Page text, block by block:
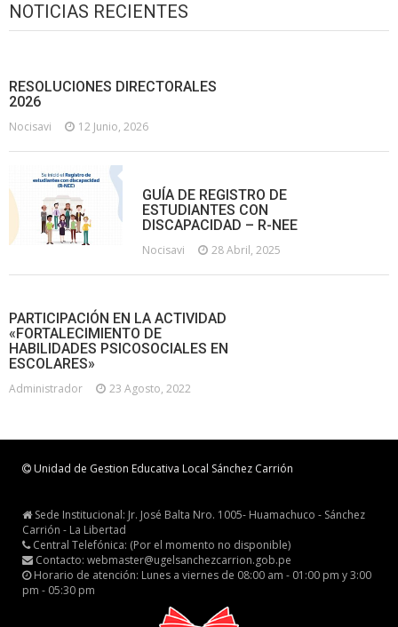
NOTICIAS RECIENTES
RESOLUCIONES DIRECTORALES
2026
Nocisavi 12 Junio, 2026
GUÍA DE REGISTRO DE
ESTUDIANTES CON
DISCAPACIDAD – R-NEE
Nocisavi 28 Abril, 2025
PARTICIPACIÓN EN LA ACTIVIDAD
«FORTALECIMIENTO DE
HABILIDADES PSICOSOCIALES EN
ESCOLARES»
Administrador 23 Agosto, 2022
Unidad de Gestion Educativa Local Sánchez Carrión
Sede Institucional: Jr. José Balta Nro. 1005- Huamachuco - Sánchez
Carrión - La Libertad
Central Telefónica: (Por el momento no disponible)
Contacto: webmaster@ugelsanchezcarrion.gob.pe
Horario de atención: Lunes a viernes de 08:00 am - 01:00 pm y 3:00
pm - 05:30 pm